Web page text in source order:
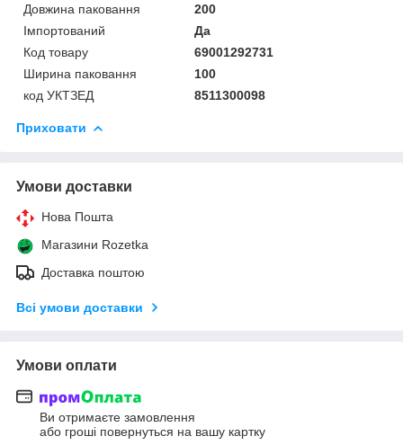
Довжина паковання
200
Імпортований
Да
Код товару
69001292731
Ширина паковання
100
код УКТЗЕД
8511300098
Приховати
Умови доставки
Нова Пошта
Магазини Rozetka
Доставка поштою
Всі умови доставки
Умови оплати
Ви отримаєте замовлення
або гроші повернуться на вашу картку